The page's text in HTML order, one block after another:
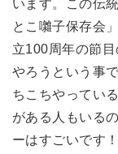
います。この伝
とこ囃子保存会
立100周年の節
やろうという事
ちこちやってい
がある人もいる
ーはすごいです！